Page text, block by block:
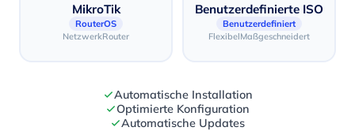
MikroTik
RouterOS
NetzwerkRouter
Benutzerdefinierte ISO
Benutzerdefiniert
FlexibelMaßgeschneidert
Automatische Installation
Optimierte Konfiguration
Automatische Updates